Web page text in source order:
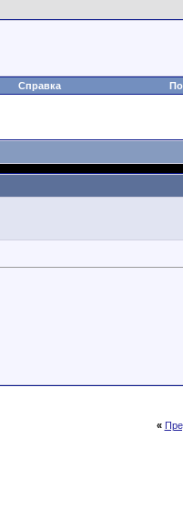
Справка
«